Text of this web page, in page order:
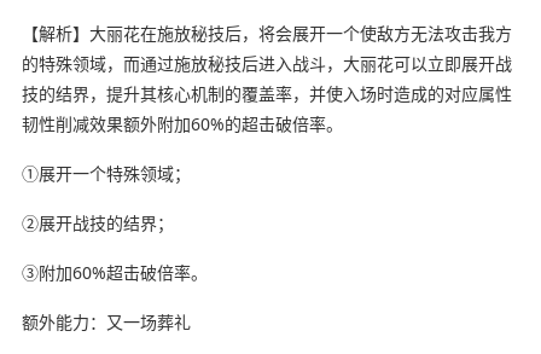
【解析】大丽花在施放秘技后，将会展开一个使敌方无法攻击我方
的特殊领域，而通过施放秘技后进入战斗，大丽花可以立即展开战
技的结界，提升其核心机制的覆盖率，并使入场时造成的对应属性
韧性削减效果额外附加60%的超击破倍率。
①展开一个特殊领域；
②展开战技的结界；
③附加60%超击破倍率。
额外能力：又一场葬礼